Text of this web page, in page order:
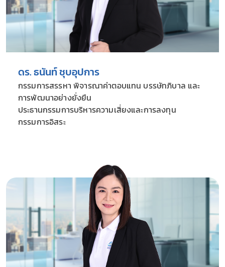
ดร. ธนันท์ ชุบอุปการ
กรรมการสรรหา พิจารณาค่าตอบแทน บรรษัทภิบาล และ
การพัฒนาอย่างยั่งยืน
ประธานกรรมการบริหารความเสี่ยงและการลงทุน
กรรมการอิสระ